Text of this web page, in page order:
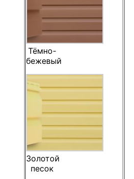
Тёмно-
бежевый
Золотой
песок